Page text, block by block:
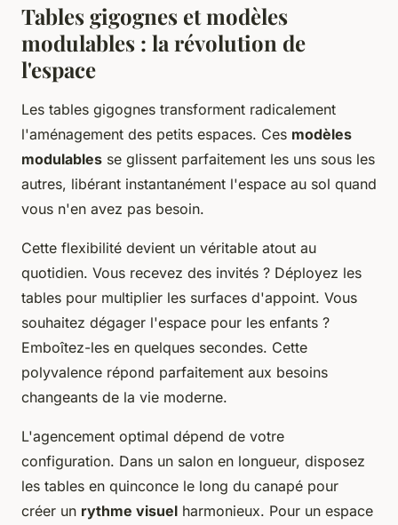
Tables gigognes et modèles
modulables : la révolution de
l'espace
Les tables gigognes transforment radicalement
l'aménagement des petits espaces. Ces modèles
modulables se glissent parfaitement les uns sous les
autres, libérant instantanément l'espace au sol quand
vous n'en avez pas besoin.
Cette flexibilité devient un véritable atout au
quotidien. Vous recevez des invités ? Déployez les
tables pour multiplier les surfaces d'appoint. Vous
souhaitez dégager l'espace pour les enfants ?
Emboîtez-les en quelques secondes. Cette
polyvalence répond parfaitement aux besoins
changeants de la vie moderne.
L'agencement optimal dépend de votre
configuration. Dans un salon en longueur, disposez
les tables en quinconce le long du canapé pour
créer un rythme visuel harmonieux. Pour un espace